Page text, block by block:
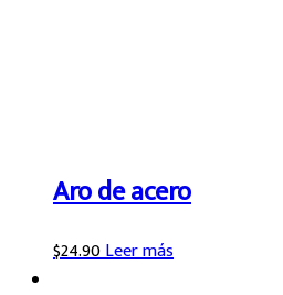
Aro de acero
$24.90Leer más